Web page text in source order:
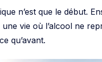
n’est que le début.
vie où l’alcool ne
qu’avant.